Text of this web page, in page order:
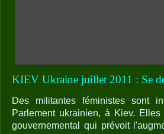
KIEV Ukraine juillet 2011 : Se
Des militantes féministes sont
Parlement ukrainien, à Kiev.
gouvernemental qui prévoit